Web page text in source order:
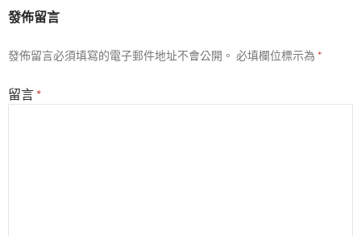
發佈留言
發佈留言必須填寫的電子郵件地址不會公開。 必填欄位標示為 *
留言 *